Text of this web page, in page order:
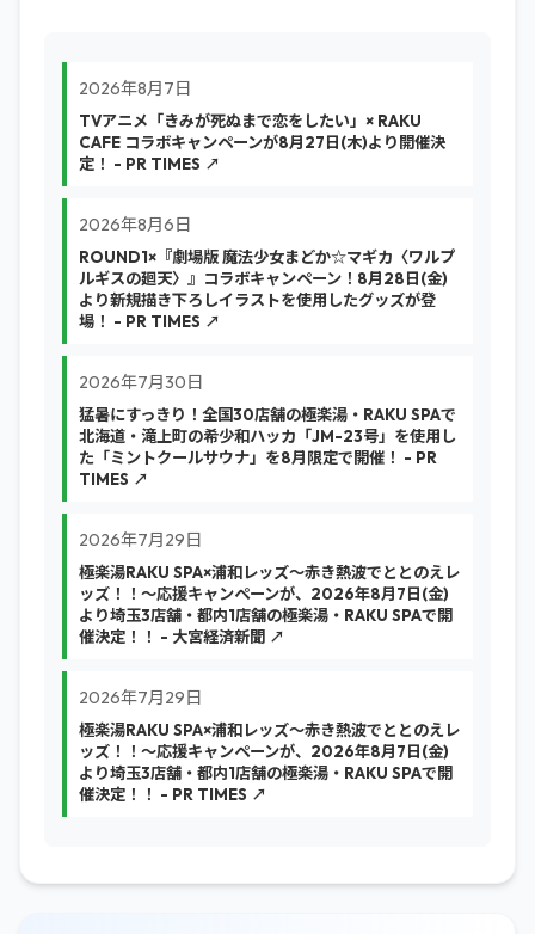
2026年8月7日
TVアニメ「きみが死ぬまで恋をしたい」× RAKU
CAFE コラボキャンペーンが8月27日(木)より開催決
定！ - PR TIMES ↗
2026年8月6日
ROUND1×『劇場版 魔法少女まどか☆マギカ〈ワルプ
ルギスの廻天〉』コラボキャンペーン！8月28日(金)
より新規描き下ろしイラストを使用したグッズが登
場！ - PR TIMES ↗
2026年7月30日
猛暑にすっきり！全国30店舗の極楽湯・RAKU SPAで
北海道・滝上町の希少和ハッカ「JM-23号」を使用し
た「ミントクールサウナ」を8月限定で開催！ - PR
TIMES ↗
2026年7月29日
極楽湯RAKU SPA×浦和レッズ～赤き熱波でととのえレ
ッズ！！～応援キャンペーンが、2026年8月7日(金)
より埼玉3店舗・都内1店舗の極楽湯・RAKU SPAで開
催決定！！ - 大宮経済新聞 ↗
2026年7月29日
極楽湯RAKU SPA×浦和レッズ～赤き熱波でととのえレ
ッズ！！～応援キャンペーンが、2026年8月7日(金)
より埼玉3店舗・都内1店舗の極楽湯・RAKU SPAで開
催決定！！ - PR TIMES ↗